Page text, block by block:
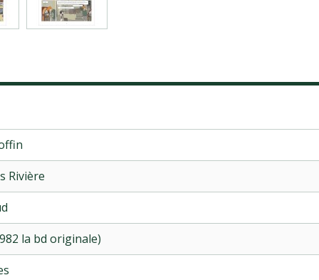
Rivière
la bd originale)